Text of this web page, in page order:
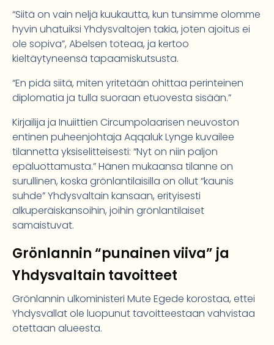
“Siitä on vain neljä kuukautta, kun tunsimme olomme
hyvin uhatuiksi Yhdysvaltojen takia, joten ajoitus ei
ole sopiva”, Abelsen toteaa, ja kertoo
kieltäytyneensä tapaamiskutsusta.
“En pidä siitä, miten yritetään ohittaa perinteinen
diplomatia ja tulla suoraan etuovesta sisään.”
Kirjailija ja Inuiittien Circumpolaarisen neuvoston
entinen puheenjohtaja Aqqaluk Lynge kuvailee
tilannetta yksiselitteisesti: “Nyt on niin paljon
epäluottamusta.” Hänen mukaansa tilanne on
surullinen, koska grönlantilaisilla on ollut “kaunis
suhde” Yhdysvaltain kansaan, erityisesti
alkuperäiskansoihin, joihin grönlantilaiset
samaistuvat.
Grönlannin “punainen viiva” ja
Yhdysvaltain tavoitteet
Grönlannin ulkoministeri Mute Egede korostaa, ettei
Yhdysvallat ole luopunut tavoitteestaan vahvistaa
otettaan alueesta.